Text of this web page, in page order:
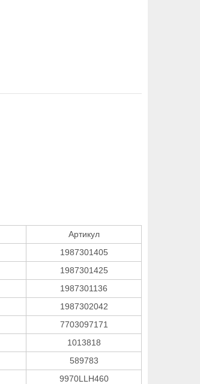
Артикул
1987301405
1987301425
1987301136
1987302042
7703097171
1013818
589783
9970LLH460